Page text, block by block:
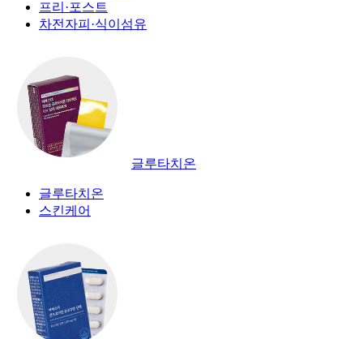
프리·포스트
차전자피·식이섬유
글루타치온
글루타치온
스킨케어